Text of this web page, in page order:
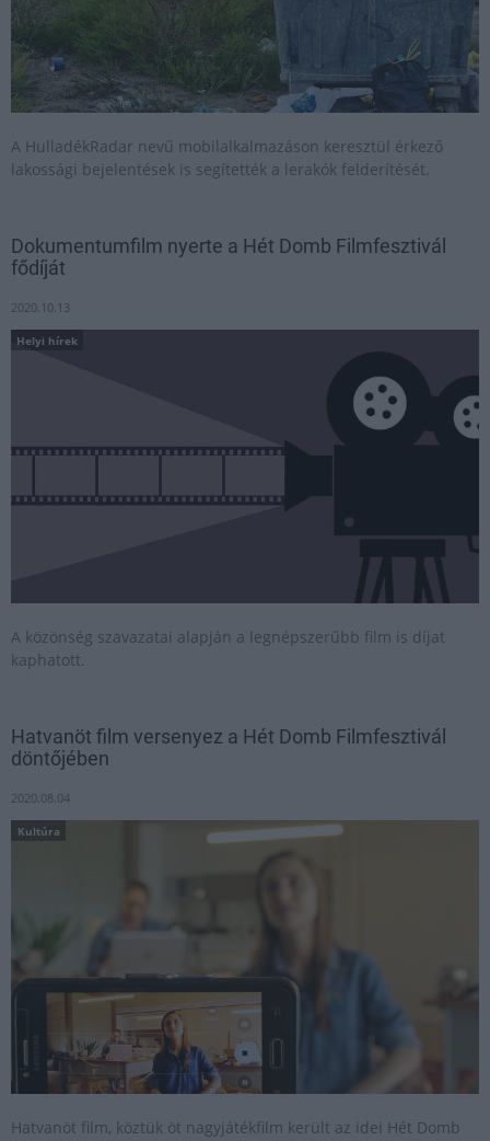
A HulladékRadar nevű mobilalkalmazáson keresztül érkező
lakossági bejelentések is segítették a lerakók felderítését.
Dokumentumfilm nyerte a Hét Domb Filmfesztivál
fődíját
2020.10.13
Helyi hírek
A közönség szavazatai alapján a legnépszerűbb film is díjat
kaphatott.
Hatvanöt film versenyez a Hét Domb Filmfesztivál
döntőjében
2020.08.04
Kultúra
Hatvanöt film, köztük öt nagyjátékfilm került az idei Hét Domb